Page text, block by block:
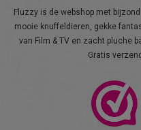
Fluzzy is de webshop met
mooie knuffeldieren, gekke
van Film & TV en zacht pluche
Gratis